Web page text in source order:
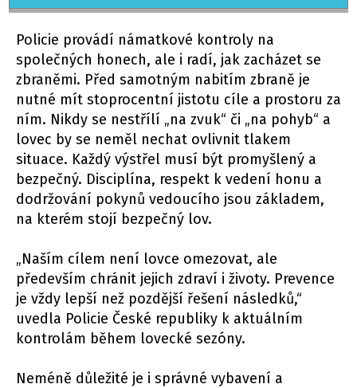
Policie provádí námatkové kontroly na
společných honech, ale i radí, jak zacházet se
zbraněmi. Před samotným nabitím zbraně je
nutné mít stoprocentní jistotu cíle a prostoru za
ním. Nikdy se nestřílí „na zvuk“ či „na pohyb“ a
lovec by se neměl nechat ovlivnit tlakem
situace. Každý výstřel musí být promyšlený a
bezpečný. Disciplína, respekt k vedení honu a
dodržování pokynů vedoucího jsou základem,
na kterém stojí bezpečný lov.
„Naším cílem není lovce omezovat, ale
především chránit jejich zdraví i životy. Prevence
je vždy lepší než pozdější řešení následků,“
uvedla Policie České republiky k aktuálním
kontrolám během lovecké sezóny.
Neméně důležité je i správné vybavení a